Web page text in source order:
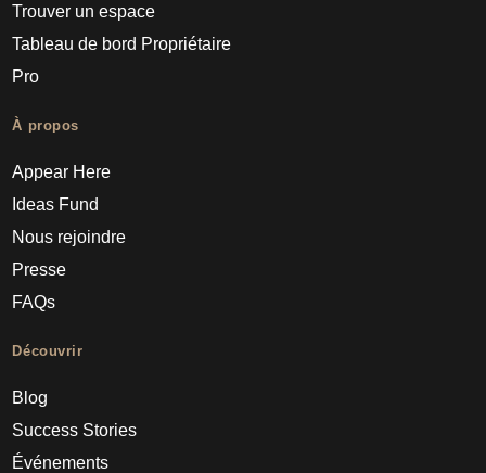
Trouver un espace
Tableau de bord Propriétaire
Pro
À propos
Appear Here
Ideas Fund
Nous rejoindre
Presse
FAQs
Découvrir
Blog
Success Stories
Événements